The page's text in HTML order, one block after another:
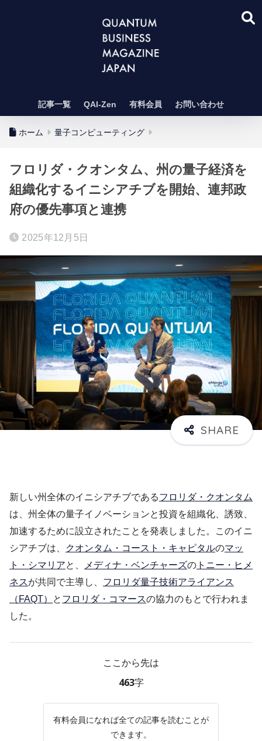
記事一覧 QAI-Zen 有料会員 お問い合わせ
ホーム 量子コンピューティング
フロリダ・クオンタム、州の量子経済を
組織化するイニシアチブを開始、連邦政
府の優先事項と連携
2025年12月5日
新しい州全体のイニシアチブであるフロリダ・クオンタム
は、州全体の量子イノベーションと投資を組織化、誘致、
加速するために設立されたことを発表しました。このイニ
シアチブは、
クオンタム・コースト・キャピタルのマッ
ト・シマリアと、 メディナ・ベンチャーズの トニー・ヒメ
ネスが共同で主導し、 フロリダ量子技術アライアンス
（FAQT）
と フロリダ・コマースの協力のもとで行われま
した。
ここから先は
463字
有料会員になれば全ての記事を読むことが
できます。